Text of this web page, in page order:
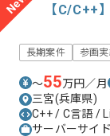
【C/C++
長期案件 参画
〜55万円／月
三宮(兵庫県)
C++ / C言語 /
サーバーサイ